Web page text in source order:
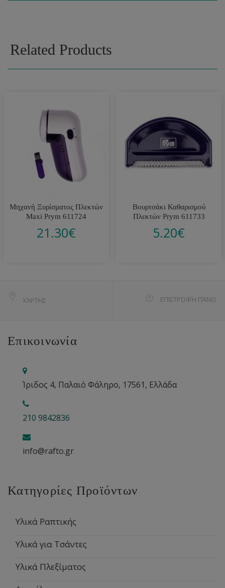
Related Products
Μηχανή Ξυρίσματος Πλεκτών
Maxi Prym 611724
21.30€
Βουρτσάκι Καθαρισμού
Πλεκτών Prym 611733
5.20€
ΧΆΡΤΗΣ ΕΠΙΣΤΡΟΦΉ ΠΆΝΩ
Επικοινωνία
Ίριδος 4, Παλαιό Φάληρο, 17561, Ελλάδα
210 9842836
info@rafto.gr
Κατηγορίες Προϊόντων
Υλικά Ραπτικής
Υλικά για Τσάντες
Υλικά Πλεξίματος